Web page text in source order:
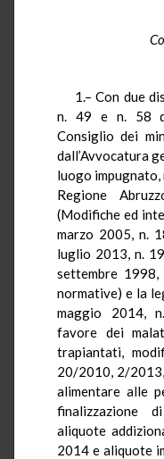
1.– Con due
n. 49 e n. 58
Consiglio dei
dall’Avvocatura
luogo
Regione
(Modifiche ed
marzo 2005, n.
luglio 2013, n.
settembre
normative) e la
maggio 2014,
favore dei
trapiantati,
20/2010, 2/
alimentare alle
finalizzazione
aliquote
2014 e aliquote